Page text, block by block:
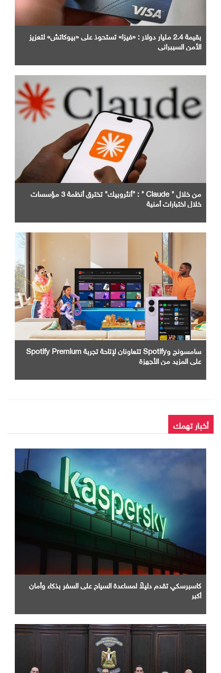
بقيمة 2.4 مليار دولار : «فيزا» تستحوذ على «بيوكاتش» لتعزيز
الأمن السيبراني
من خلال " Claude " : "أنثروبيك" تخترق أنظمة 3 مؤسسات
خلال اختبارات أمنية
سامسونج وSpotify تتعاونان لإتاحة تجربة Spotify Premium
على المزيد من الأجهزة
أخبار تهمك
كاسبرسكي تقدم دليلاً لمساعدة السياح على السفر بذكاء وأمان
أكبر